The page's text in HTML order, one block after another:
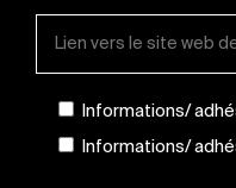
Informations/
Informations/